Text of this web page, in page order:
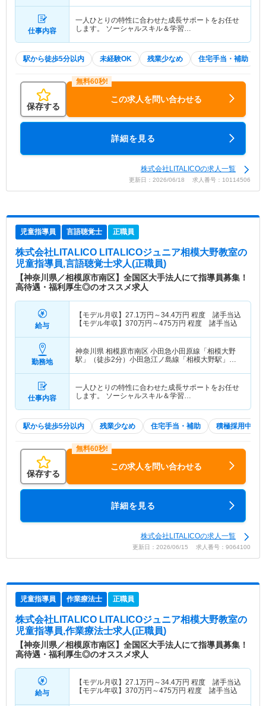
仕事内容
一人ひとりの特性に合わせた成長サポートをお任せ
します。 ソーシャルスキル＆学習…
駅から徒歩5分以内 未経験OK 残業少なめ 住宅手当・補助
保存する
この求人を問い合わせる
詳細を見る
株式会社LITALICOの求人一覧
更新日：2026/06/18 求人番号：10114506
児童指導員 言語聴覚士 正職員
株式会社LITALICO LITALICOジュニア相模大野教室の
児童指導員,言語聴覚士求人(正職員)
【神奈川県／相模原市南区】全国区大手法人にて指導員募集！
高待遇・福利厚生◎のオススメ求人
給与
【モデル月収】 27.1万円～34.4万円 程度 諸手当込
【モデル年収】 370万円～475万円 程度 諸手当込
勤務地
神奈川県 相模原市南区 小田急小田原線「相模大野
駅」（徒歩2分）小田急江ノ島線「相模大野駅」
仕事内容
一人ひとりの特性に合わせた成長サポートをお任せ
します。 ソーシャルスキル＆学習…
駅から徒歩5分以内 残業少なめ 住宅手当・補助 積極採用中
保存する
この求人を問い合わせる
詳細を見る
株式会社LITALICOの求人一覧
更新日：2026/06/15 求人番号：9064100
児童指導員 作業療法士 正職員
株式会社LITALICO LITALICOジュニア相模大野教室の
児童指導員,作業療法士求人(正職員)
【神奈川県／相模原市南区】全国区大手法人にて指導員募集！
高待遇・福利厚生◎のオススメ求人
給与
【モデル月収】 27.1万円～34.4万円 程度 諸手当込
【モデル年収】 370万円～475万円 程度 諸手当込